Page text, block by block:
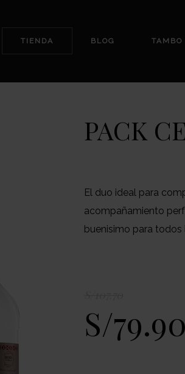
TIENDA BLOG TAMBO
PACK
El duo ideal para
acompañamiento
buenisimo para todos
S/79.90